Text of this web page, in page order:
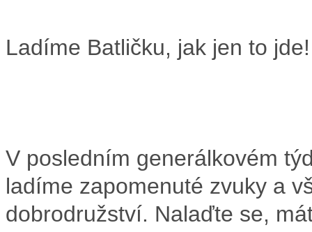
Ladíme Batličku, jak jen to jde!
V posledním generálkovém
ladíme zapomenuté zvuky a
dobrodružství. Nalaďte se,